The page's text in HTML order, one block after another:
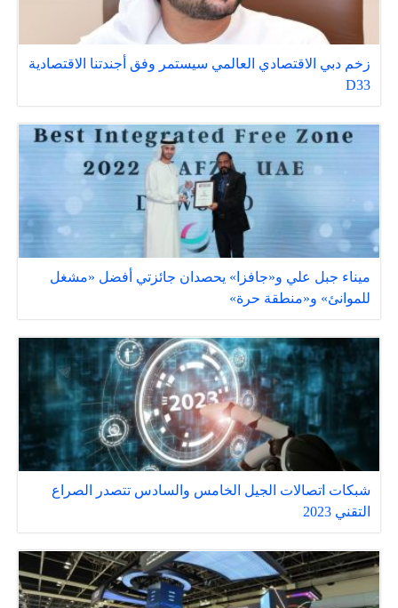
زخم دبي الاقتصادي العالمي سيستمر وفق أجندتنا الاقتصادية
D33
ميناء جبل علي و«جافزا» يحصدان جائزتي أفضل «مشغل
للموانئ» و«منطقة حرة»
شبكات اتصالات الجيل الخامس والسادس تتصدر الصراع
التقني 2023